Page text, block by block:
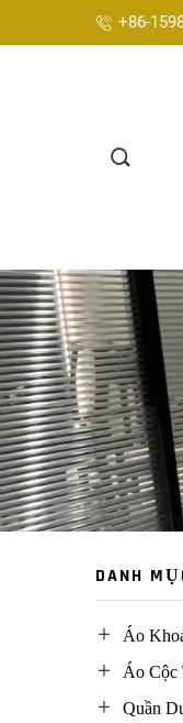
+86-
DANH
Áo
Áo Cộc
Quần